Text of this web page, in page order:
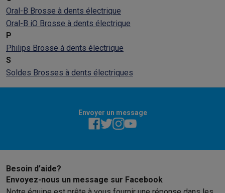
Oral-B Brosse à dents électrique
Oral-B iO Brosse à dents électrique
P
Philips Brosse à dents électrique
S
Soldes Brosses à dents électriques
Envoyer un message
Besoin d’aide?
Envoyez-nous un message sur Facebook